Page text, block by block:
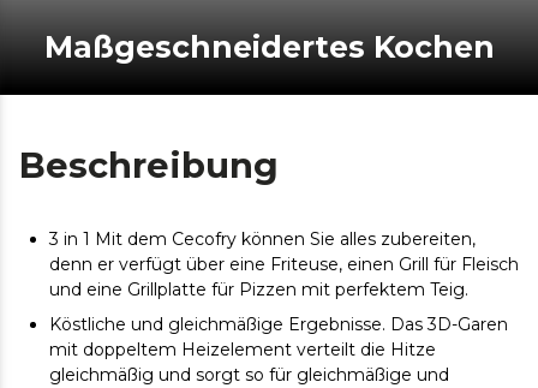
Maßgeschneidertes Kochen
Beschreibung
3 in 1 Mit dem Cecofry können Sie alles zubereiten,
denn er verfügt über eine Friteuse, einen Grill für Fleisch
und eine Grillplatte für Pizzen mit perfektem Teig.
Köstliche und gleichmäßige Ergebnisse. Das 3D-Garen
mit doppeltem Heizelement verteilt die Hitze
gleichmäßig und sorgt so für gleichmäßige und